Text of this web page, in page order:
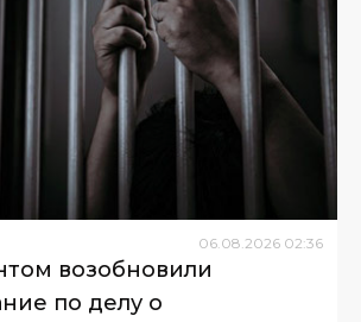
06.08.2026 02:36
возобновили
по делу о